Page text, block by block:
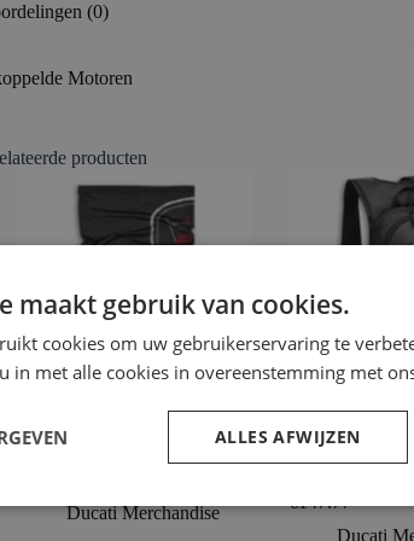
(0)
Motoren
producten
Ducati Sketch – Nekwarmer
Ducati Merchandise
Redline B4 –
alle gebruik
€147.77
Ducati
maakt gebruik van cookies.
cookies om uw gebruikerservaring te
in met alle cookies in overeenstemming met
ALLES AFWIJZEN